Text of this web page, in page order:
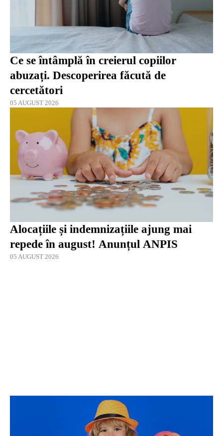
Ce se întâmplă în creierul copiilor
abuzați. Descoperirea făcută de
cercetători
05 AUGUST 2026
Alocațiile și indemnizațiile ajung mai
repede în august! Anunțul ANPIS
05 AUGUST 2026